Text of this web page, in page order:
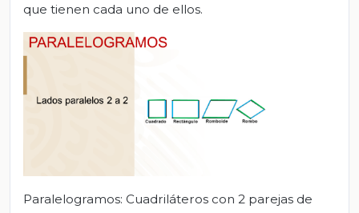
que tienen cada uno de ellos.
Paralelogramos: Cuadriláteros con 2 parejas de